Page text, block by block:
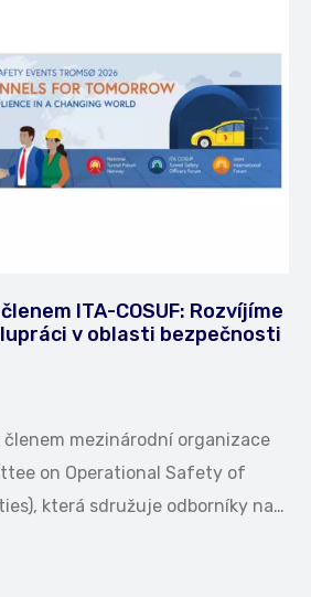
ITA-COSUF: Rozvíjíme
v oblasti bezpečnosti
členem mezinárodní organizace
on Operational Safety of
která sdružuje odborníky na…